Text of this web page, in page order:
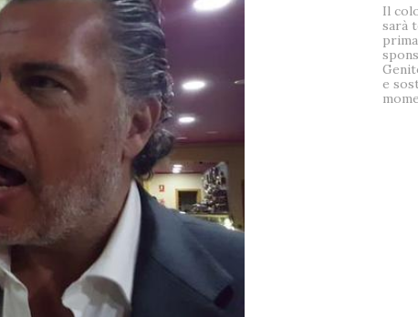
Il
sarà
e